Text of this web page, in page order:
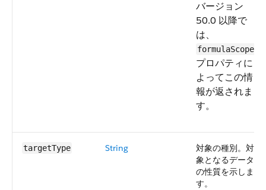
バージョン
50.0 以降で
は、
formulaScope
プロパティに
よってこの情
報が返されま
す。
targetType String
対象の種別。対
象となるデータ
の性質を示しま
す。